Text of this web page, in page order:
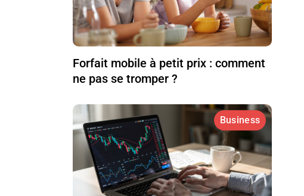
Forfait mobile à petit prix : comment
ne pas se tromper ?
Business